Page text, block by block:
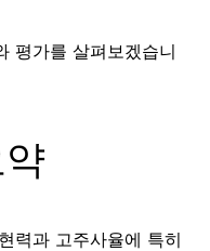
평가를 살펴보겠습니
력과 고주사율에 특히